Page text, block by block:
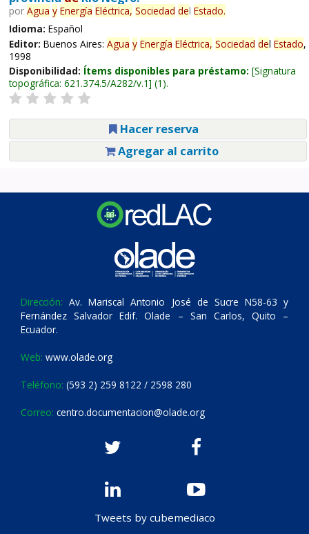
por Agua y Energía Eléctrica, Sociedad del Estado.
Idioma: Español
Editor: Buenos Aires: Agua y Energía Eléctrica, Sociedad del Estado,
1998
Disponibilidad: Ítems disponibles para préstamo: Signatura
topográfica: 621.374.5/A282/v.1 (1).
Hacer reserva
Agregar al carrito
Dirección: Av. Mariscal Antonio José de Sucre N58-63 y
Fernández Salvador Edif. Olade – San Carlos, Quito –
Ecuador.
Web: www.olade.org
Teléfono: (593 2) 259 8122 / 2598 280
Correo: centro.documentacion@olade.org
Tweets by cubemediaco